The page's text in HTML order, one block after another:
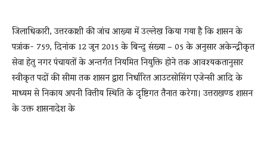
जिलाधिकारी, उत्तरकाशी की जांच आख्या में उल्लेख किया गया है कि शासन के
पत्रांक- 759, दिनांक 12 जून 2015 के बिन्दु संख्या – 05 के अनुसार अकेन्द्रीकृत
सेवा हेतु नगर पंचायतों के अन्तर्गत नियमित नियुक्ति होने तक आवश्यकतानुसार
स्वीकृत पदों की सीमा तक शासन द्वारा निर्धारित आउटसोसिंग एजेन्सी आदि के
माध्यम से निकाय अपनी वित्तीय स्थिति के दृष्टिगत तैनात करेगा। उत्तराखण्ड शासन
के उक्त शासनादेश के